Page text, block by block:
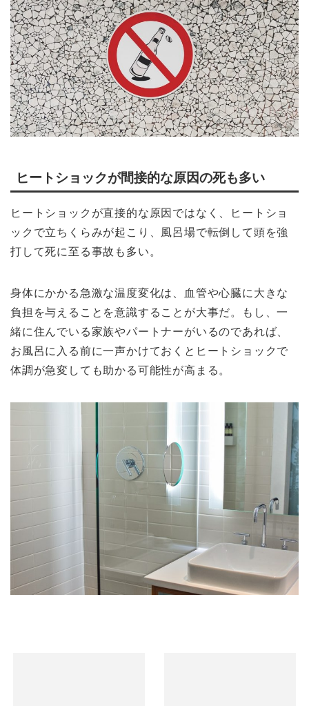
ヒートショックが間接的な原因の死も多い
ヒートショックが直接的な原因ではなく、ヒートショ
ックで立ちくらみが起こり、風呂場で転倒して頭を強
打して死に至る事故も多い。
身体にかかる急激な温度変化は、血管や心臓に大きな
負担を与えることを意識することが大事だ。もし、一
緒に住んでいる家族やパートナーがいるのであれば、
お風呂に入る前に一声かけておくとヒートショックで
体調が急変しても助かる可能性が高まる。